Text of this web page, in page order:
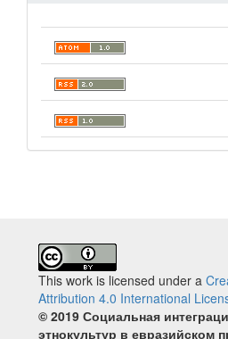
This work is licensed under a
Attribution 4.0 International
© 2019 Социальная
этнокультур в евразийском